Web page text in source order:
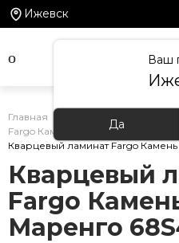
Ижевск
Ваш
Да
Главная Каталог товаров
Fargo Камень
Кварцевый ламинат Fargo
Кварцевый
Fargo
Маренго